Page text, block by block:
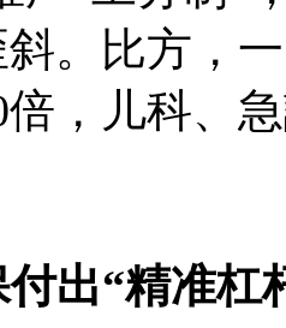
斜。比方，
倍，儿科、
付出“精准杠